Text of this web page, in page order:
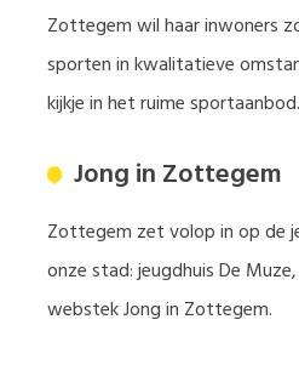
Zottegem wil haar inwoners
sporten in kwalitatieve
kijkje in het ruime sportaanbod.
Jong in Zottegem
Zottegem zet volop in op de
onze stad: jeugdhuis De
webstek Jong in Zottegem.